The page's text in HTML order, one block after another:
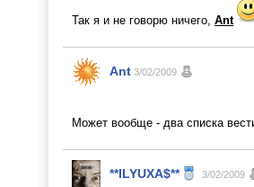
Так я и не говорю ничего, Ant
Ant 3/02/2009
Может вообще - два списка
**ILYUXA$** 3/02/2009